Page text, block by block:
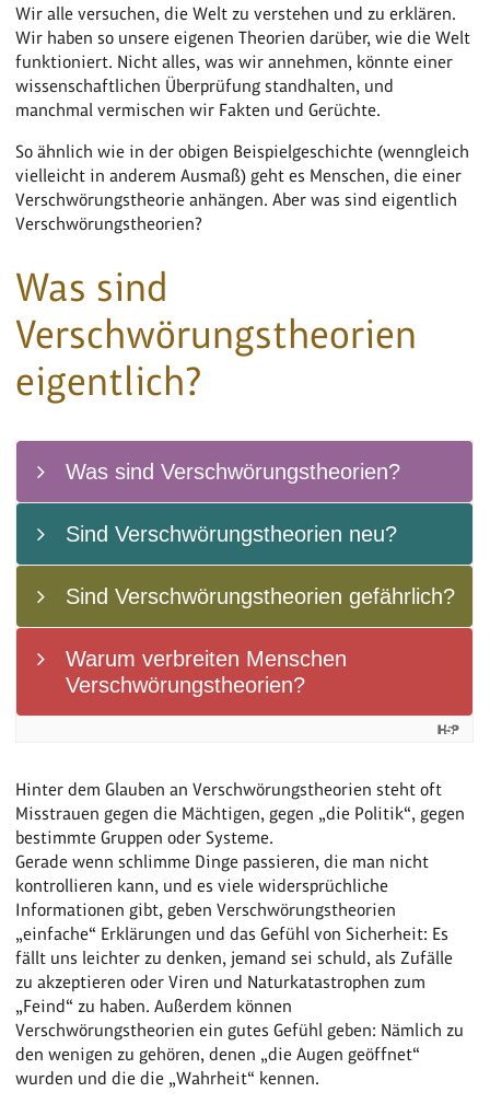
Wir alle versuchen, die Welt zu verstehen und zu erklären.
Wir haben so unsere eigenen Theorien darüber, wie die Welt
funktioniert. Nicht alles, was wir annehmen, könnte einer
wissenschaftlichen Überprüfung standhalten, und
manchmal vermischen wir Fakten und Gerüchte.
So ähnlich wie in der obigen Beispielgeschichte (wenngleich
vielleicht in anderem Ausmaß) geht es Menschen, die einer
Verschwörungstheorie anhängen. Aber was sind eigentlich
Verschwörungstheorien?
Was sind
Verschwörungstheorien
eigentlich?
Hinter dem Glauben an Verschwörungstheorien steht oft
Misstrauen gegen die Mächtigen, gegen „die Politik“, gegen
bestimmte Gruppen oder Systeme.
Gerade wenn schlimme Dinge passieren, die man nicht
kontrollieren kann, und es viele widersprüchliche
Informationen gibt, geben Verschwörungstheorien
„einfache“ Erklärungen und das Gefühl von Sicherheit: Es
fällt uns leichter zu denken, jemand sei schuld, als Zufälle
zu akzeptieren oder Viren und Naturkatastrophen zum
„Feind“ zu haben. Außerdem können
Verschwörungstheorien ein gutes Gefühl geben: Nämlich zu
den wenigen zu gehören, denen „die Augen geöffnet“
wurden und die die „Wahrheit“ kennen.